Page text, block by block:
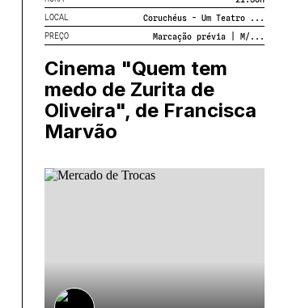
LOCAL
Coruchéus - Um Teatro ...
PREÇO
Marcação prévia | M/...
Cinema "Quem tem
medo de Zurita de
Oliveira", de Francisca
Marvão